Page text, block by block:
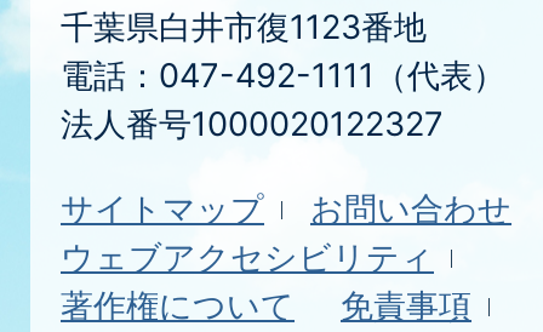
千葉県白井市復1123番地
電話：047-492-1111（代表）
法人番号1000020122327
サイトマップ
お問い合わせ
ウェブアクセシビリティ
著作権について
免責事項